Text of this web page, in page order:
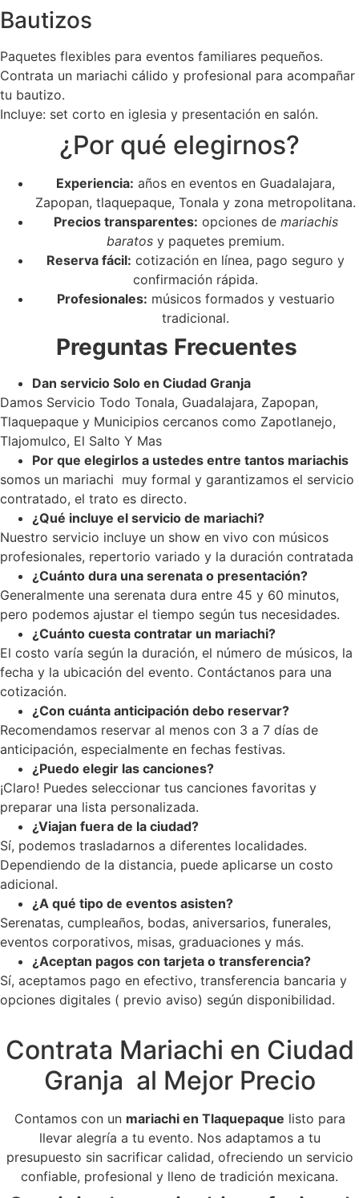
Bautizos
Paquetes flexibles para eventos familiares pequeños.
Contrata un mariachi cálido y profesional para acompañar
tu bautizo.
Incluye: set corto en iglesia y presentación en salón.
¿Por qué elegirnos?
Experiencia: años en eventos en Guadalajara,
Zapopan, tlaquepaque, Tonala y zona metropolitana.
Precios transparentes: opciones de mariachis
baratos y paquetes premium.
Reserva fácil: cotización en línea, pago seguro y
confirmación rápida.
Profesionales: músicos formados y vestuario
tradicional.
Preguntas Frecuentes
Dan servicio Solo en Ciudad Granja
Damos Servicio Todo Tonala, Guadalajara, Zapopan,
Tlaquepaque y Municipios cercanos como Zapotlanejo,
Tlajomulco, El Salto Y Mas
Por que elegirlos a ustedes entre tantos mariachis
somos un mariachi muy formal y garantizamos el servicio
contratado, el trato es directo.
¿Qué incluye el servicio de mariachi?
Nuestro servicio incluye un show en vivo con músicos
profesionales, repertorio variado y la duración contratada
¿Cuánto dura una serenata o presentación?
Generalmente una serenata dura entre 45 y 60 minutos,
pero podemos ajustar el tiempo según tus necesidades.
¿Cuánto cuesta contratar un mariachi?
El costo varía según la duración, el número de músicos, la
fecha y la ubicación del evento. Contáctanos para una
cotización.
¿Con cuánta anticipación debo reservar?
Recomendamos reservar al menos con 3 a 7 días de
anticipación, especialmente en fechas festivas.
¿Puedo elegir las canciones?
¡Claro! Puedes seleccionar tus canciones favoritas y
preparar una lista personalizada.
¿Viajan fuera de la ciudad?
Sí, podemos trasladarnos a diferentes localidades.
Dependiendo de la distancia, puede aplicarse un costo
adicional.
¿A qué tipo de eventos asisten?
Serenatas, cumpleaños, bodas, aniversarios, funerales,
eventos corporativos, misas, graduaciones y más.
¿Aceptan pagos con tarjeta o transferencia?
Sí, aceptamos pago en efectivo, transferencia bancaria y
opciones digitales ( previo aviso) según disponibilidad.
Contrata Mariachi en Ciudad
Granja al Mejor Precio
Contamos con un mariachi en Tlaquepaque listo para
llevar alegría a tu evento. Nos adaptamos a tu
presupuesto sin sacrificar calidad, ofreciendo un servicio
confiable, profesional y lleno de tradición mexicana.